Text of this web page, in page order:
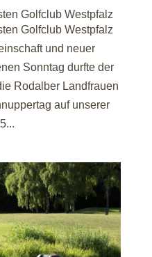
Golfclub Westpfalz
Golfclub Westpfalz
und neuer
Sonntag durfte der
Rodalber Landfrauen
auf unserer